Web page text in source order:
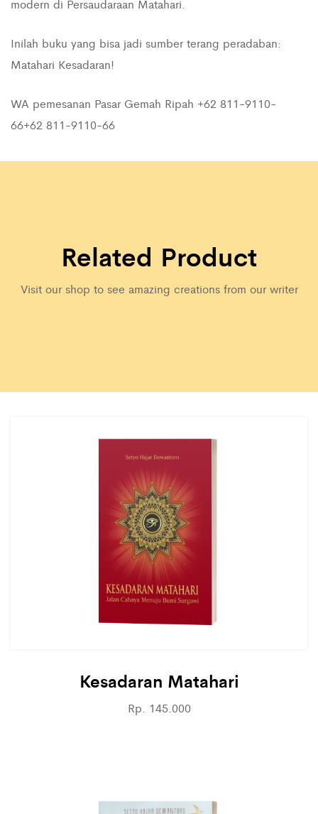
modern di Persaudaraan Matahari.
Inilah buku yang bisa jadi sumber terang peradaban:
Matahari Kesadaran!
WA pemesanan Pasar Gemah Ripah +62 811-9110-
66+62 811-9110-66
Related Product
Visit our shop to see amazing creations from our writer
Kesadaran Matahari
Rp. 145.000